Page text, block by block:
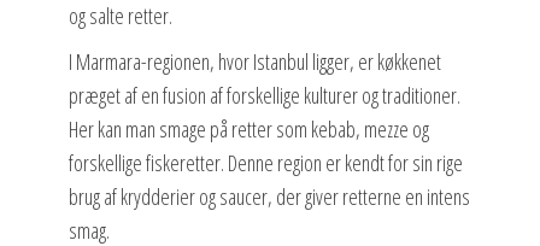
og salte retter.
I Marmara-regionen, hvor Istanbul ligger, er køkkenet
præget af en fusion af forskellige kulturer og traditioner.
Her kan man smage på retter som kebab, mezze og
forskellige fiskeretter. Denne region er kendt for sin rige
brug af krydderier og saucer, der giver retterne en intens
smag.